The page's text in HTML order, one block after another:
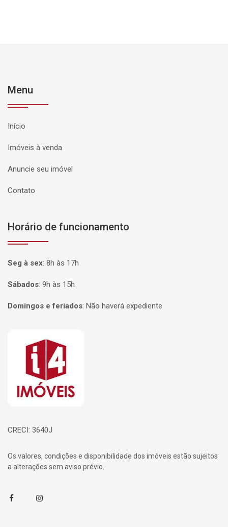
Menu
Início
Imóveis à venda
Anuncie seu imóvel
Contato
Horário de funcionamento
Seg à sex: 8h às 17h
Sábados: 9h às 15h
Domingos e feriados: Não haverá expediente
Página inicial
CRECI: 3640J
Os valores, condições e disponibilidade dos imóveis estão sujeitos
a alterações sem aviso prévio.
FacebookInstagram